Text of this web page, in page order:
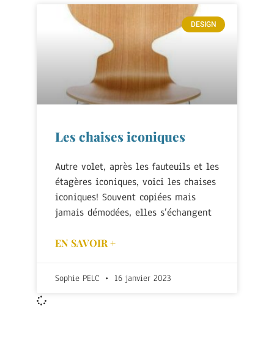
DESIGN
Les chaises iconiques
Autre volet, après les fauteuils et les
étagères iconiques, voici les chaises
iconiques! Souvent copiées mais
jamais démodées, elles s’échangent
EN SAVOIR +
Sophie PELC 16 janvier 2023